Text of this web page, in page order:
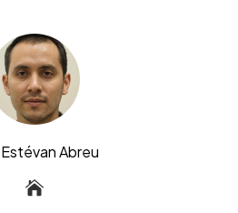
Abreu